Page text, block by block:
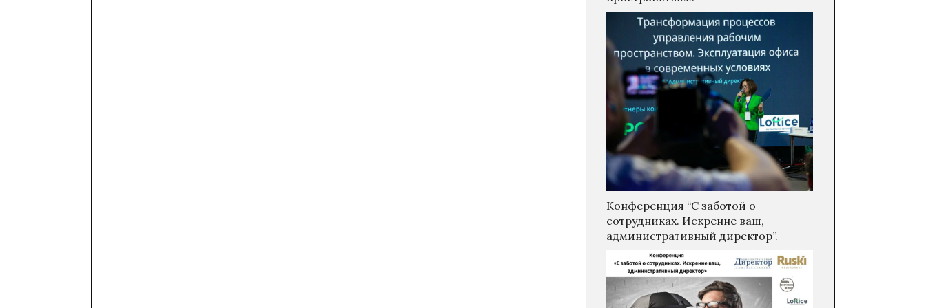
Конференция “С заботой о
сотрудниках. Искренне ваш,
административный директор”.